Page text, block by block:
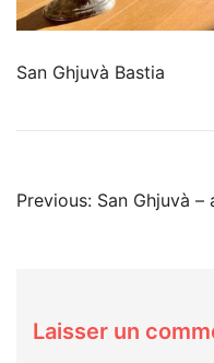
San Ghjuvà Bastia
Navigation
Previous: San Ghjuvà –
Laisser un